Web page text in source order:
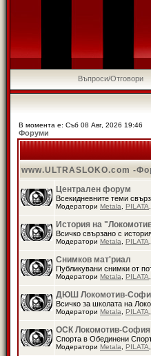
Въпроси/Отговори
В момента е: Съб 08 Авг, 2026 19:46
Форуми
www.ULTRASLOKO.com -
Централен форум
Всекидневните теми
Модератори Metala PILATA
История на
Всичко свързано с
Модератори Metala PILATA
Снимков мат'риал
Публикувани снимки от
Модератори Metala PILATA
ДЮШ Локомотив-
Всичко за школата на
Модератори Metala PILATA
ОСК Локомотив-София
Спорта в Обединени
Модератори Metala PILATA